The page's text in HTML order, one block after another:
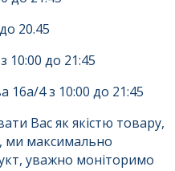
20.45
10:00 до 21:45
16а/4 з 10:00 до 21:45
Вас як якістю товару,
ми максимально
уважно моніторимо